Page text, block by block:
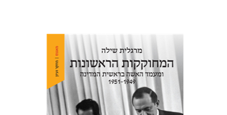
מרגלית שילה